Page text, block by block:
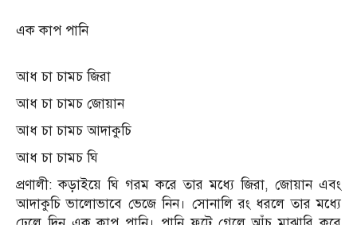
এক কাপ পানি
আধ চা চামচ জিরা
আধ চা চামচ জোয়ান
আধ চা চামচ আদাকুচি
আধ চা চামচ ঘি
প্রণালী: কড়াইয়ে ঘি গরম করে তার মধ্যে জিরা, জোয়ান এবং
আদাকুচি ভালোভাবে ভেজে নিন। সোনালি রং ধরলে তার মধ্যে